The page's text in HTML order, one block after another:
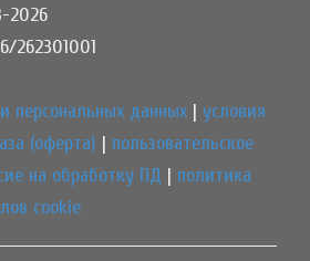
2026
262301001
персональных данных | условия
(оферта) | пользовательское
на обработку ПД | политика
cookie